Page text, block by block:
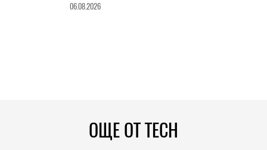
06.08.2026
ОЩЕ ОТ TECH